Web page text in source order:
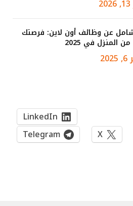
عن وظائف أون لاين: فرصتك
المنزل في 2025
LinkedIn
X
Telegram